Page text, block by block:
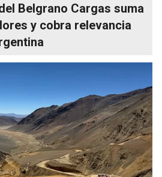
Belgrano Cargas suma
y cobra relevancia